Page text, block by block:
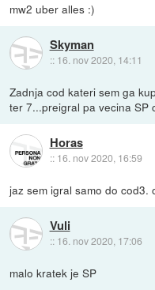
mw2 uber alles :)
Skyman
:: 16. nov 2020, 14:11
Zadnja cod kateri sem ga
ter 7...preigral pa vecina SP
Horas
:: 16. nov 2020, 16:59
jaz sem igral samo do cod3.
Vuli
:: 16. nov 2020, 17:06
malo kratek je SP